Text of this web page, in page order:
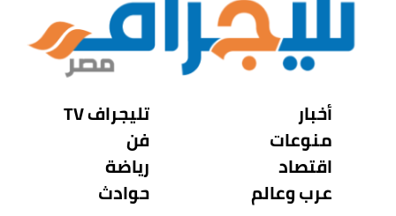
أخبار
منوعات
اقتصاد
عرب وعالم
تليجراف TV
فن
رياضة
حوادث